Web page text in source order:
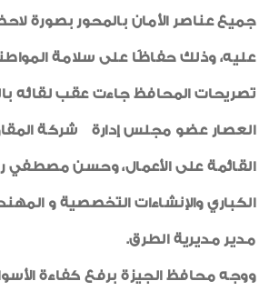
جميع عناصر الأمان بالمحور بصورة
عليه، وذلك حفاظًا على سلامة
تصريحات المحافظ جاءت عقب لقائه
العصار عضو مجلس إدارة شركة
القائمة على الأعمال، وحسن
الكباري والإنشاءات التخصصية و
مدير مديرية الطرق.
ووجه محافظ الجيزة برفع كفاءة